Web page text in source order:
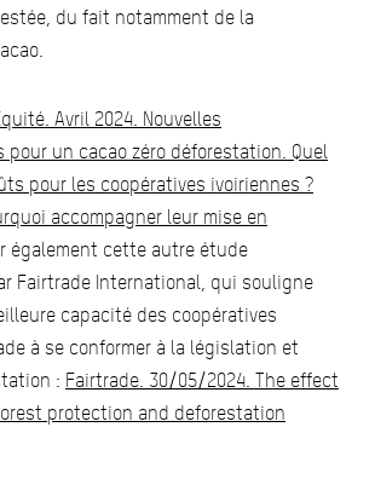
du fait notamment de la
Avril 2024. Nouvelles
pour un cacao zéro déforestation. Quel
pour les coopératives ivoiriennes ?
accompagner leur mise en
également cette autre étude
Fairtrade International, qui souligne
capacité des coopératives
à se conformer à la législation et
: Fairtrade. 30/05/2024. The effect
protection and deforestation